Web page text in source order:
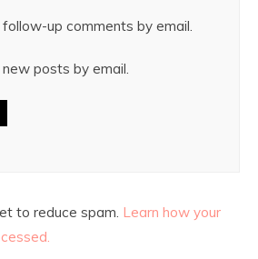
up comments by email.
posts by email.
to reduce spam. Learn how your